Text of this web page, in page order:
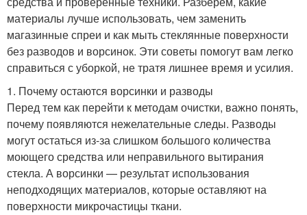
материалы лучше использовать, чем заменить
магазинные спреи и как мыть стеклянные поверхности
без разводов и ворсинок. Эти советы помогут вам легко
справиться с уборкой, не тратя лишнее время и усилия.
1. Почему остаются ворсинки и разводы
Перед тем как перейти к методам очистки, важно понять,
почему появляются нежелательные следы. Разводы
могут остаться из-за слишком большого количества
моющего средства или неправильного вытирания
стекла. А ворсинки — результат использования
неподходящих материалов, которые оставляют на
поверхности микрочастицы ткани.